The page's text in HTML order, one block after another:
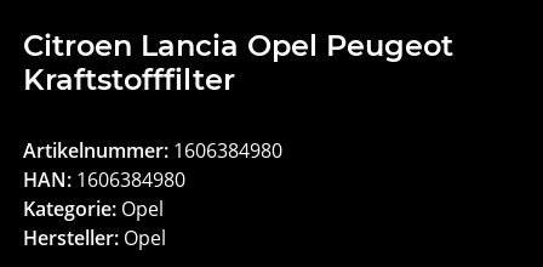
Citroen Lancia Opel Peugeot
Kraftstofffilter
Artikelnummer: 1606384980
HAN: 1606384980
Kategorie: Opel
Hersteller: Opel